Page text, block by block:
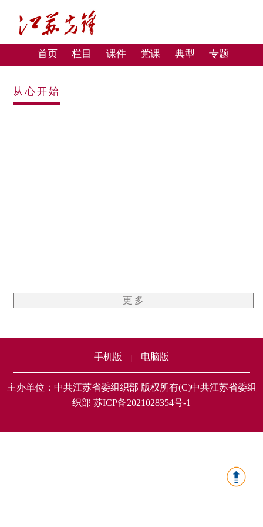
首页 栏目 课件 党课 典型 专题
从心开始
更 多
手机版 电脑版
主办单位：中共江苏省委组织部 版权所有(C)中共江苏省委组
织部 苏ICP备2021028354号-1